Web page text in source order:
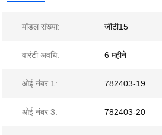
मॉडल संख्या: जीटी15
वारंटी अवधि: 6 महीने
ओई नंबर 1: 782403-19
ओई नंबर 3: 782403-20